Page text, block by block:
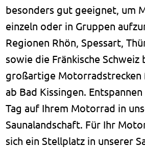
besonders gut geeignet, um
einzeln oder in Gruppen
Regionen Rhön, Spessart,
sowie die Fränkische Schweiz
großartige Motorradstrecken
ab Bad Kissingen.
Tag auf Ihrem Motorrad in
Saunalandschaft. Für Ihr
sich ein Stellplatz in unserer